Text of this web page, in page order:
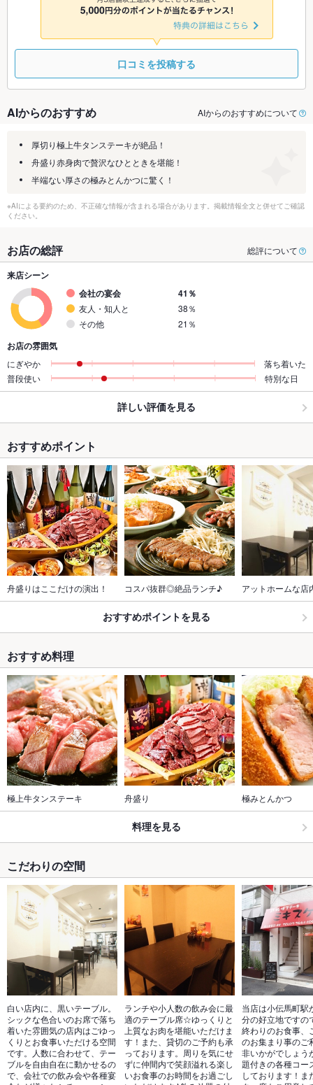
口コミを投稿する
AIからのおすすめ AIからのおすすめについて
厚切り極上牛タンステーキが絶品！
舟盛り赤身肉で贅沢なひとときを堪能！
半端ない厚さの極みとんかつに驚く！
※AIによる要約のため、不正確な情報が含まれる場合があります。掲載情報全文と併せてご確認
ください。
お店の総評 総評について
来店シーン
会社の宴会
41％
友人・知人と
38％
その他
21％
お店の雰囲気
にぎやか
落ち着いた
普段使い
特別な日
詳しい評価を見る
おすすめポイント
舟盛りはここだけの演出！ コスパ抜群◎絶品ランチ♪ アットホームな店
おすすめポイントを見る
おすすめ料理
極上牛タンステーキ 舟盛り 極みとんかつ
料理を見る
こだわりの空間
白い店内に、黒いテーブル。
シックな色合いのお席で落ち
着いた雰囲気の店内はごゆっ
くりとお食事いただける空間
です。人数に合わせて、テー
ブルを自由自在に動かせるの
で、会社での飲み会や各種宴
ランチや小人数の飲み会に最
適のテーブル席☆ゆっくりと
上質なお肉を堪能いただけま
す！また、貸切のご予約も承
っております。周りを気にせ
ずに仲間内で笑顔溢れる楽し
いお食事のお時間をお過ごし
当店は小伝馬町駅
分の好立地ですの
終わりのお食事、
のお集まり事のご
非いかがでしょう
題付きの各種コー
しております！ま